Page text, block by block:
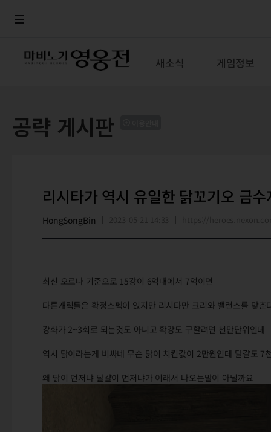
새소식 게임정보
공략 게시판
리시타가 역시 유일한 닭꼬기오 금
HongSongBin
최신 오르나 기준으로 15강이 6억대에서 7억이면
다른캐릭들은 확정스펙이 있지만 리시타만 크리와 밸런스를 맞춘
강화가 2~3회로 되는것도 아니고 확강도 구할려면 천만단위인데
역시 닭이라는게 비싸네 무슨 닭이 치킨값이 2만원인데 달걀도 7
왜 닭이 먼저냐 달걀이 먼저냐가 이래서 나오는말이 아닐까요